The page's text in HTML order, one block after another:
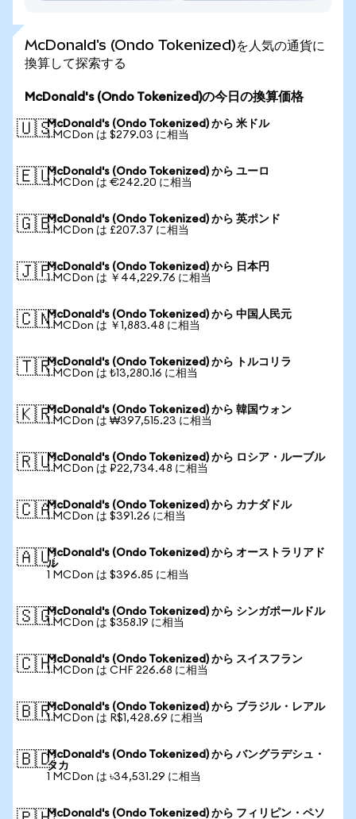
McDonald's (Ondo Tokenized)を人気の通貨に
換算して探索する
McDonald's (Ondo Tokenized)の今日の換算価格
🇺🇸McDonald's (Ondo Tokenized) から 米ドル
1 MCDon は $279.03 に相当
🇪🇺McDonald's (Ondo Tokenized) から ユーロ
1 MCDon は €242.20 に相当
🇬🇧McDonald's (Ondo Tokenized) から 英ポンド
1 MCDon は £207.37 に相当
🇯🇵McDonald's (Ondo Tokenized) から 日本円
1 MCDon は ￥44,229.76 に相当
🇨🇳McDonald's (Ondo Tokenized) から 中国人民元
1 MCDon は ￥1,883.48 に相当
🇹🇷McDonald's (Ondo Tokenized) から トルコリラ
1 MCDon は ₺13,280.16 に相当
🇰🇷McDonald's (Ondo Tokenized) から 韓国ウォン
1 MCDon は ₩397,515.23 に相当
🇷🇺McDonald's (Ondo Tokenized) から ロシア・ルーブル
1 MCDon は ₽22,734.48 に相当
🇨🇦McDonald's (Ondo Tokenized) から カナダドル
1 MCDon は $391.26 に相当
🇦🇺McDonald's (Ondo Tokenized) から オーストラリアド
ル
1 MCDon は $396.85 に相当
🇸🇬McDonald's (Ondo Tokenized) から シンガポールドル
1 MCDon は $358.19 に相当
🇨🇭McDonald's (Ondo Tokenized) から スイスフラン
1 MCDon は CHF 226.68 に相当
🇧🇷McDonald's (Ondo Tokenized) から ブラジル・レアル
1 MCDon は R$1,428.69 に相当
🇧🇩McDonald's (Ondo Tokenized) から バングラデシュ・
タカ
1 MCDon は ৳34,531.29 に相当
McDonald's (Ondo Tokenized) から フィリピン・ペソ